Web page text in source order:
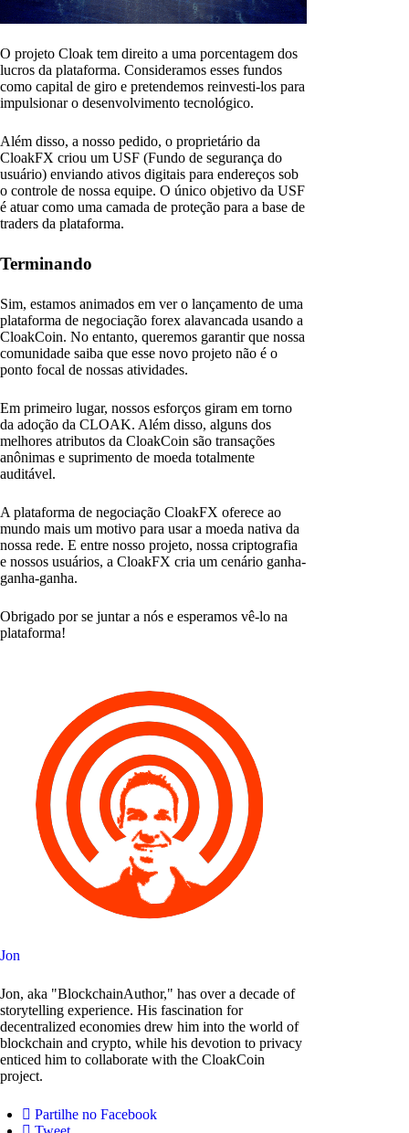
O projeto Cloak tem direito a uma porcentagem dos
lucros da plataforma. Consideramos esses fundos
como capital de giro e pretendemos reinvesti-los para
impulsionar o desenvolvimento tecnológico.
Além disso, a nosso pedido, o proprietário da
CloakFX criou um USF (Fundo de segurança do
usuário) enviando ativos digitais para endereços sob
o controle de nossa equipe. O único objetivo da USF
é atuar como uma camada de proteção para a base de
traders da plataforma.
Terminando
Sim, estamos animados em ver o lançamento de uma
plataforma de negociação forex alavancada usando a
CloakCoin. No entanto, queremos garantir que nossa
comunidade saiba que esse novo projeto não é o
ponto focal de nossas atividades.
Em primeiro lugar, nossos esforços giram em torno
da adoção da CLOAK. Além disso, alguns dos
melhores atributos da CloakCoin são transações
anônimas e suprimento de moeda totalmente
auditável.
A plataforma de negociação CloakFX oferece ao
mundo mais um motivo para usar a moeda nativa da
nossa rede. E entre nosso projeto, nossa criptografia
e nossos usuários, a CloakFX cria um cenário ganha-
ganha-ganha.
Obrigado por se juntar a nós e esperamos vê-lo na
plataforma!
Jon
Jon, aka "BlockchainAuthor," has over a decade of
storytelling experience. His fascination for
decentralized economies drew him into the world of
blockchain and crypto, while his devotion to privacy
enticed him to collaborate with the CloakCoin
project.
Partilhe no Facebook